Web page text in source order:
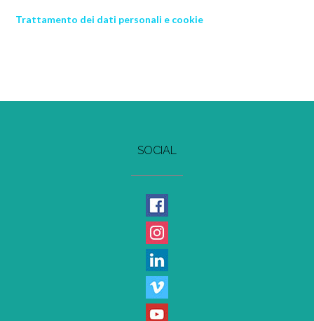
Trattamento dei dati personali e cookie
SOCIAL